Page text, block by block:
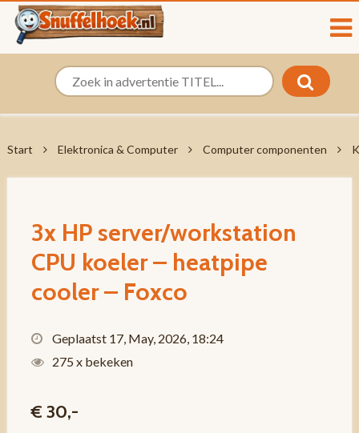
Start Elektronica & Computer Computer componenten
3x HP server/workstation
CPU koeler – heatpipe
cooler – Foxco
Geplaatst 17, May, 2026, 18:24
275 x bekeken
€ 30,-